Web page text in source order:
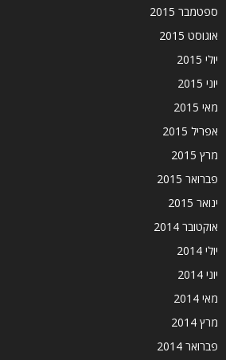
ספטמבר 2015
אוגוסט 2015
יולי 2015
יוני 2015
מאי 2015
אפריל 2015
מרץ 2015
פברואר 2015
ינואר 2015
אוקטובר 2014
יולי 2014
יוני 2014
מאי 2014
מרץ 2014
פברואר 2014